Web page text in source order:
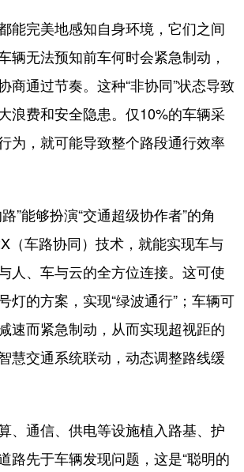
完美地感知自身环境，它们之间
辆无法预知前车何时会紧急制动，
商通过节奏。这种“非协同”状态导致
浪费和安全隐患。仅10%的车辆采
为，就可能导致整个路段通行效率
能够扮演“交通超级协作者”的角
（车路协同）技术，就能实现车与
人、车与云的全方位连接。这可使
灯的方案，实现“绿波通行”；车辆可
速而紧急制动，从而实现超视距的
慧交通系统联动，动态调整路线缓
通信、供电等设施植入路基、护
路先于车辆发现问题，这是“聪明的